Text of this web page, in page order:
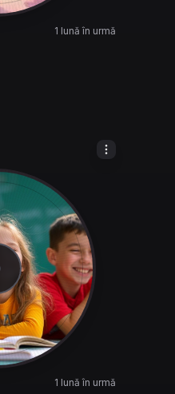
1 lună în urmă
1 lună în urmă